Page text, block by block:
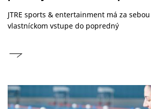
JTRE sports & entertainment má za
vlastníckom vstupe do popredný